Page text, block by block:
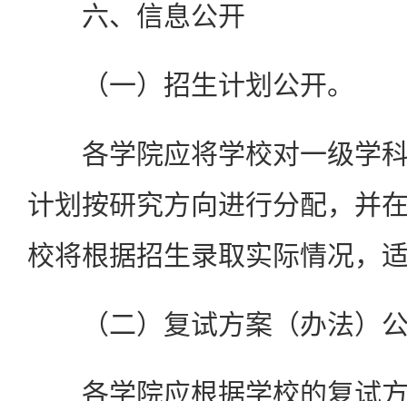
六、信息公开
（一）招生计划公开。
各学院应将学校对一级学科
计划按研究方向进行分配，并
校将根据招生录取实际情况，
（二）复试方案（办法）
各学院应根据学校的复试方